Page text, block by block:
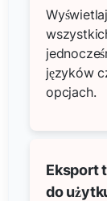
języków
opcjach.
Eksport
do